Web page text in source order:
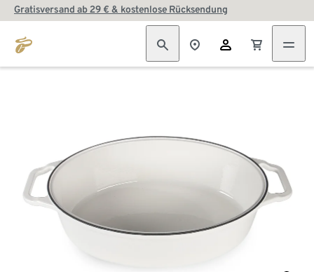
Gratisversand ab 29 € & kostenlose Rücksendung